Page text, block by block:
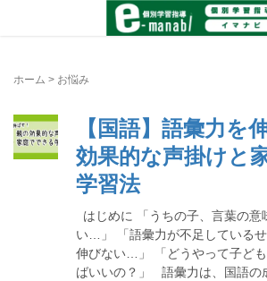
ホーム > お悩み
【国語】語彙力を
効果的な声掛けと
学習法
はじめに 「うちの子、言葉の意
い…」 「語彙力が不足している
伸びない…」 「どうやって子ど
ばいいの？」 語彙力は、国語